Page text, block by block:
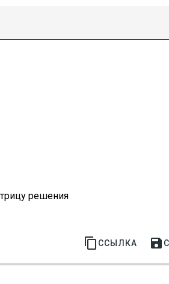
решения
 ССЫЛКА 